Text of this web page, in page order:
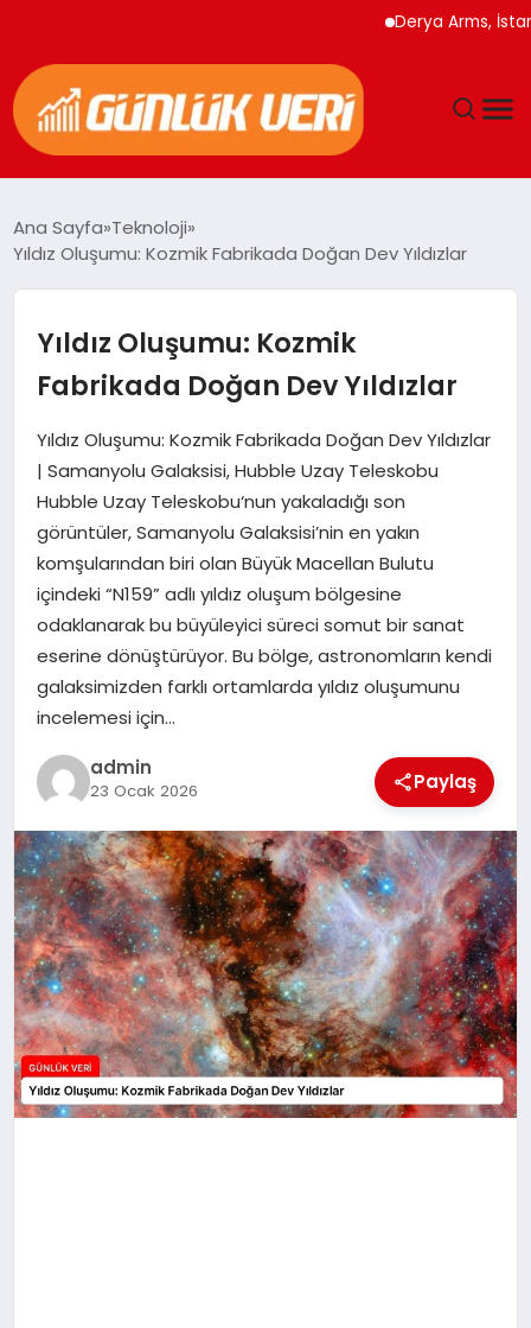
Derya Arms,
GÜNDEM
YAŞAM
EĞITIM
EKONOMI
GENEL
SPOR
TEKNOLOJI
Ana Sayfa Teknoloji
Yıldız Oluşumu: Kozmik Fabrikada Doğan Dev Yıldızlar
Yıldız Oluşumu: Kozmik
Fabrikada Doğan Dev Yıldızlar
Yıldız Oluşumu: Kozmik Fabrikada Doğan Dev Yıldızlar
| Samanyolu Galaksisi, Hubble Uzay Teleskobu
Hubble Uzay Teleskobu‘nun yakaladığı son
görüntüler, Samanyolu Galaksisi’nin en yakın
komşularından biri olan Büyük Macellan Bulutu
içindeki “N159” adlı yıldız oluşum bölgesine
odaklanarak bu büyüleyici süreci somut bir sanat
eserine dönüştürüyor. Bu bölge, astronomların kendi
galaksimizden farklı ortamlarda yıldız oluşumunu
incelemesi için…
admin
23 Ocak 2026 Paylaş